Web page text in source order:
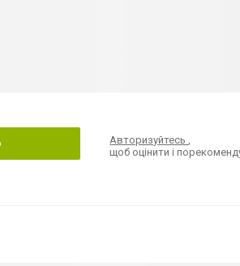
Авторизуйтесь
щоб оцінити і